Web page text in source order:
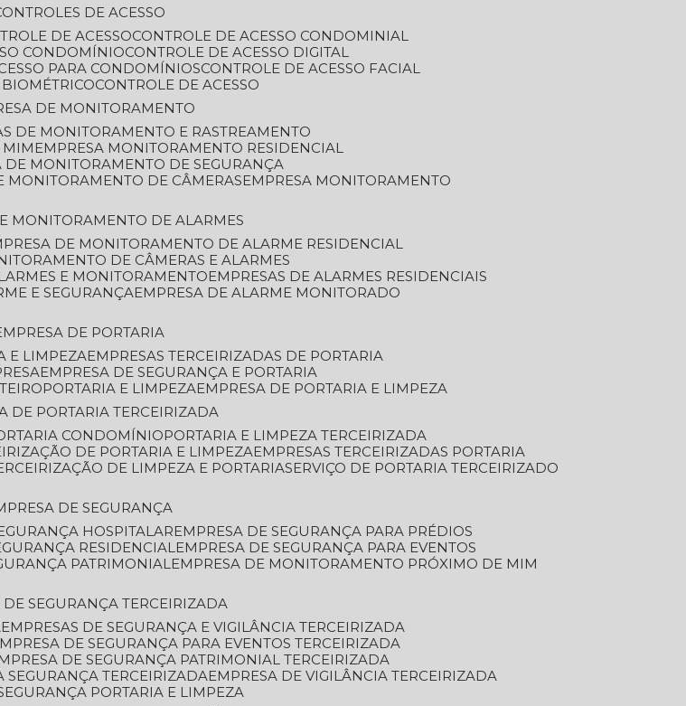
CONTROLES DE ACESSO
DE ACESSO
CONTROLE DE ACESSO CONDOMINIAL
CONDOMÍNIO
CONTROLE DE ACESSO DIGITAL
PARA CONDOMÍNIOS
CONTROLE DE ACESSO FACIAL
BIOMÉTRICO
CONTROLE DE ACESSO
DE MONITORAMENTO
DE MONITORAMENTO E RASTREAMENTO
MIM
EMPRESA MONITORAMENTO RESIDENCIAL
DE MONITORAMENTO DE SEGURANÇA
MONITORAMENTO DE CÂMERAS
EMPRESA MONITORAMENTO
MONITORAMENTO DE ALARMES
DE MONITORAMENTO DE ALARME RESIDENCIAL
DE CÂMERAS E ALARMES
E MONITORAMENTO
EMPRESAS DE ALARMES RESIDENCIAIS
E SEGURANÇA
EMPRESA DE ALARME MONITORADO
EMPRESA DE PORTARIA
E LIMPEZA
EMPRESAS TERCEIRIZADAS DE PORTARIA
EMPRESA DE SEGURANÇA E PORTARIA
PORTARIA E LIMPEZA
EMPRESA DE PORTARIA E LIMPEZA
DE PORTARIA TERCEIRIZADA
CONDOMÍNIO
PORTARIA E LIMPEZA TERCEIRIZADA
DE PORTARIA E LIMPEZA
EMPRESAS TERCEIRIZADAS PORTARIA
DE LIMPEZA E PORTARIA SERVIÇO DE PORTARIA TERCEIRIZADO
DE SEGURANÇA
HOSPITALAR
EMPRESA DE SEGURANÇA PARA PRÉDIOS
RESIDENCIAL
EMPRESA DE SEGURANÇA PARA EVENTOS
PATRIMONIAL
EMPRESA DE MONITORAMENTO PRÓXIMO DE MIM
DE SEGURANÇA TERCEIRIZADA
EMPRESAS DE SEGURANÇA E VIGILÂNCIA TERCEIRIZADA
EMPRESA DE SEGURANÇA PARA EVENTOS TERCEIRIZADA
EMPRESA DE SEGURANÇA PATRIMONIAL TERCEIRIZADA
SEGURANÇA TERCEIRIZADA
EMPRESA DE VIGILÂNCIA TERCEIRIZADA
PORTARIA E LIMPEZA